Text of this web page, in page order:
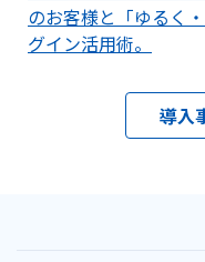
のお客様と「ゆるく
グイン活用術。
導入